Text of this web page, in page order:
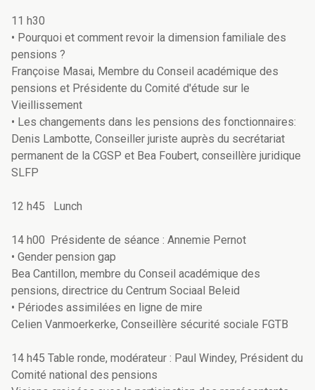
11 h30
• Pourquoi et comment revoir la dimension familiale des
pensions ?
Françoise Masai, Membre du Conseil académique des
pensions et Présidente du Comité d'étude sur le
Vieillissement
• Les changements dans les pensions des fonctionnaires:
Denis Lambotte, Conseiller juriste auprès du secrétariat
permanent de la CGSP et Bea Foubert, conseillère juridique
SLFP
12 h45 Lunch
14 h00 Présidente de séance : Annemie Pernot
• Gender pension gap
Bea Cantillon, membre du Conseil académique des
pensions, directrice du Centrum Sociaal Beleid
• Périodes assimilées en ligne de mire
Celien Vanmoerkerke, Conseillère sécurité sociale FGTB
14 h45 Table ronde, modérateur : Paul Windey, Président du
Comité national des pensions